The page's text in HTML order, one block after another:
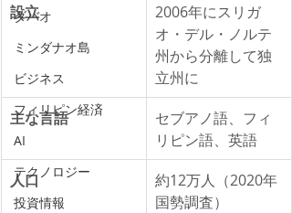
ダバオ
ミンダナオ島
ビジネス
フィリピン経済
AI
テクノロジー
投資情報
設立
2006年にスリガ
オ・デル・ノルテ
州から分離して独
立州に
主な言語
セブアノ語、フィ
リピン語、英語
人口
約12万人（2020年
国勢調査）